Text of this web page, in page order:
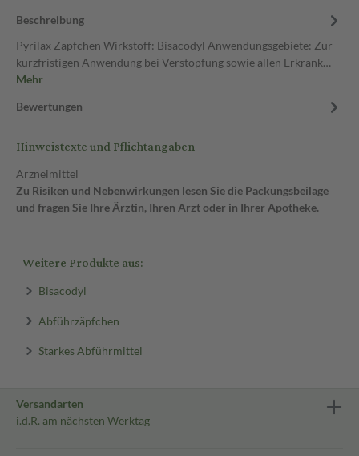
Beschreibung
Pyrilax Zäpfchen Wirkstoff: Bisacodyl Anwendungsgebiete: Zur
kurzfristigen Anwendung bei Verstopfung sowie allen Erkrank…
Mehr
Bewertungen
Hinweistexte und Pflichtangaben
Arzneimittel
Zu Risiken und Nebenwirkungen lesen Sie die Packungsbeilage
und fragen Sie Ihre Ärztin, Ihren Arzt oder in Ihrer Apotheke.
Weitere Produkte aus:
Bisacodyl
Abführzäpfchen
Starkes Abführmittel
Versandarten
i.d.R. am nächsten Werktag